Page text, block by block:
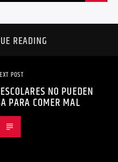
READING
POST
NO PUEDEN
PARA COMER MAL